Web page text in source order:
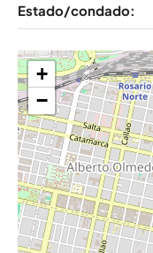
Estado/condado:
+
−